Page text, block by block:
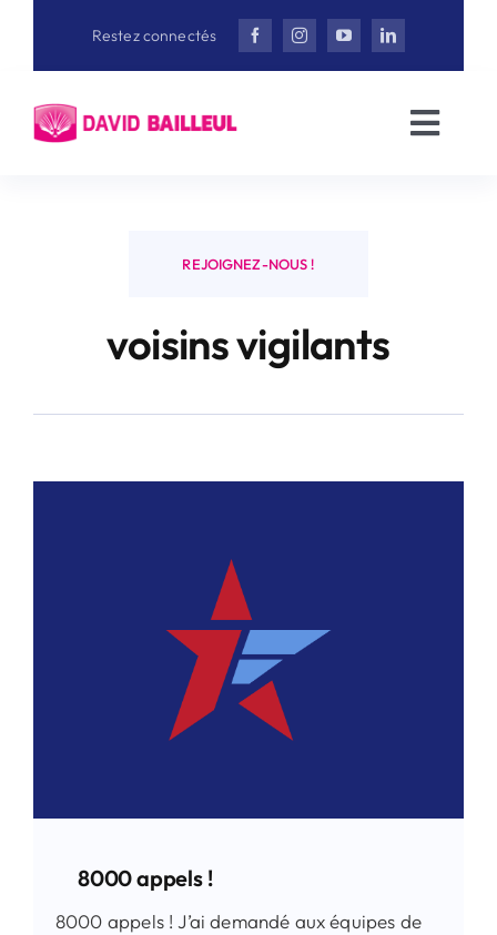
Restez connectés
Actualités
Interviews
Vidéothèque
REJOIGNEZ-NOUS !
voisins vigilants
8000 appels !
8000 appels ! J’ai demandé aux équipes de